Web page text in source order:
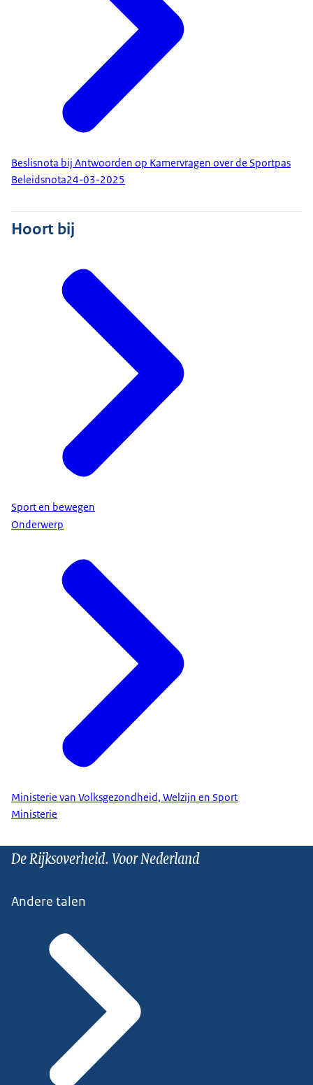
Beslisnota bij Antwoorden op Kamervragen over de Sportpas
Beleidsnota24-03-2025
Hoort bij
Sport en bewegen
Onderwerp
Ministerie van Volksgezondheid, Welzijn en Sport
Ministerie
De Rijksoverheid. Voor Nederland
Andere talen